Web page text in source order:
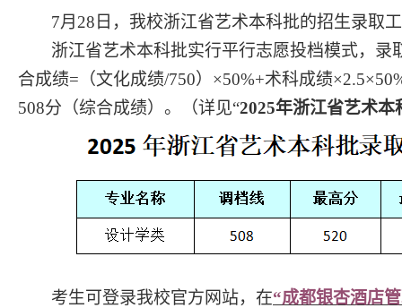
7月 28 日，我校浙江省艺术本科批的招生录取
浙江省艺术本科批实行平行志愿投档模式， 录
合成绩=（文化成绩/750）×50%+术科成绩×2.5×5
508分（综合成绩）。（详见“2025年浙江省艺术本
考生可登录我校官方网站，在“成都银杏酒店